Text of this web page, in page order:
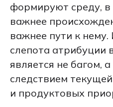
формируют среду, в
важнее
важнее пути к
слепота атрибуции
является не багом,
следствием
и продуктовых